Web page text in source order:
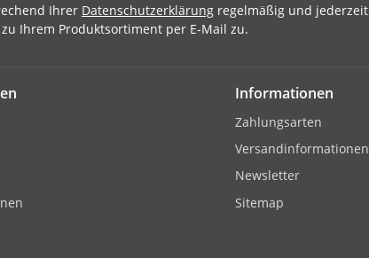
Ihrer Datenschutzerklärung regelmäßig und jederzeit
Ihrem Produktsortiment per E-Mail zu.
Informationen
Zahlungsarten
Versandinformationen
Newsletter
Sitemap